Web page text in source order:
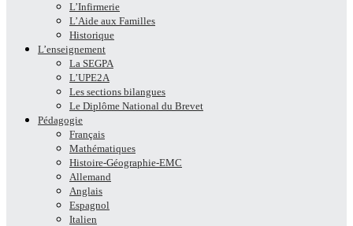
L’Infirmerie
L’Aide aux Familles
Historique
L’enseignement
La SEGPA
L’UPE2A
Les sections bilangues
Le Diplôme National du Brevet
Pédagogie
Français
Mathématiques
Histoire-Géographie-EMC
Allemand
Anglais
Espagnol
Italien